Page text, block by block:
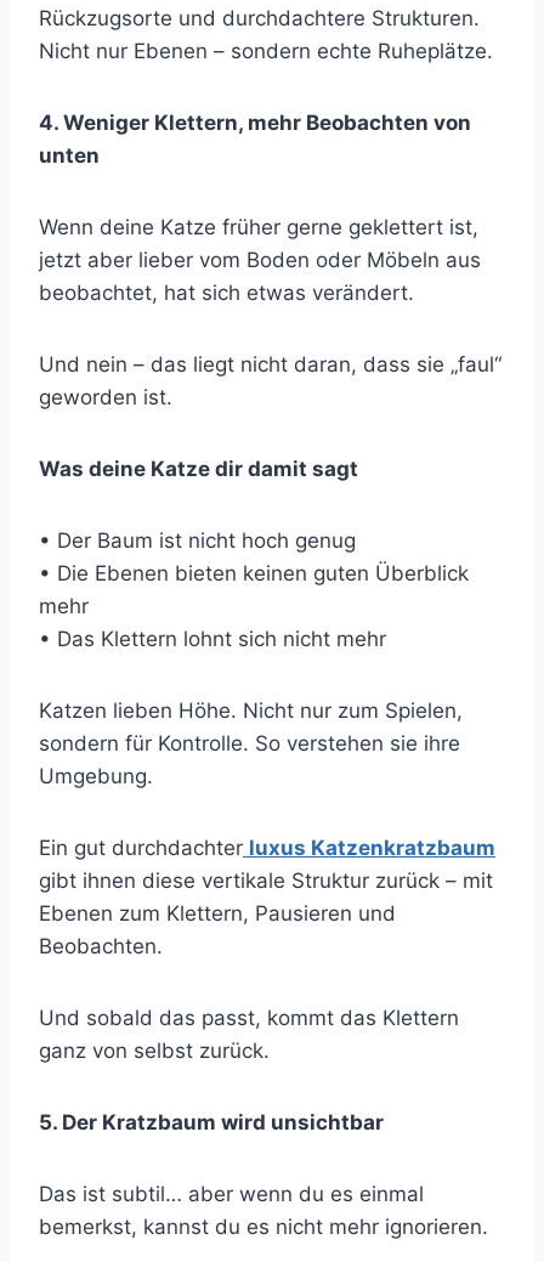
Rückzugsorte und durchdachtere Strukturen.
Nicht nur Ebenen – sondern echte Ruheplätze.
4. Weniger Klettern, mehr Beobachten von
unten
Wenn deine Katze früher gerne geklettert ist,
jetzt aber lieber vom Boden oder Möbeln aus
beobachtet, hat sich etwas verändert.
Und nein – das liegt nicht daran, dass sie „faul“
geworden ist.
Was deine Katze dir damit sagt
• Der Baum ist nicht hoch genug
• Die Ebenen bieten keinen guten Überblick
mehr
• Das Klettern lohnt sich nicht mehr
Katzen lieben Höhe. Nicht nur zum Spielen,
sondern für Kontrolle. So verstehen sie ihre
Umgebung.
Ein gut durchdachter luxus Katzenkratzbaum
gibt ihnen diese vertikale Struktur zurück – mit
Ebenen zum Klettern, Pausieren und
Beobachten.
Und sobald das passt, kommt das Klettern
ganz von selbst zurück.
5. Der Kratzbaum wird unsichtbar
Das ist subtil… aber wenn du es einmal
bemerkst, kannst du es nicht mehr ignorieren.